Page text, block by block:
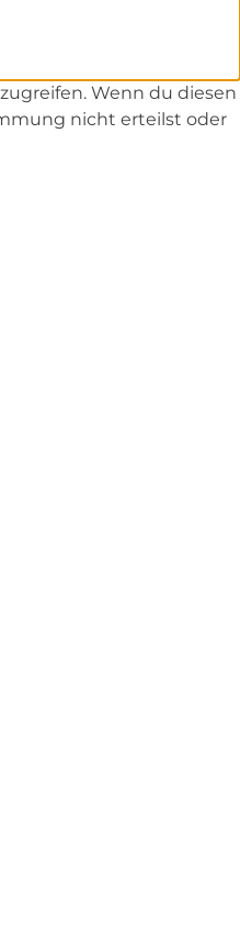
Wenn du diesen
nicht erteilst oder